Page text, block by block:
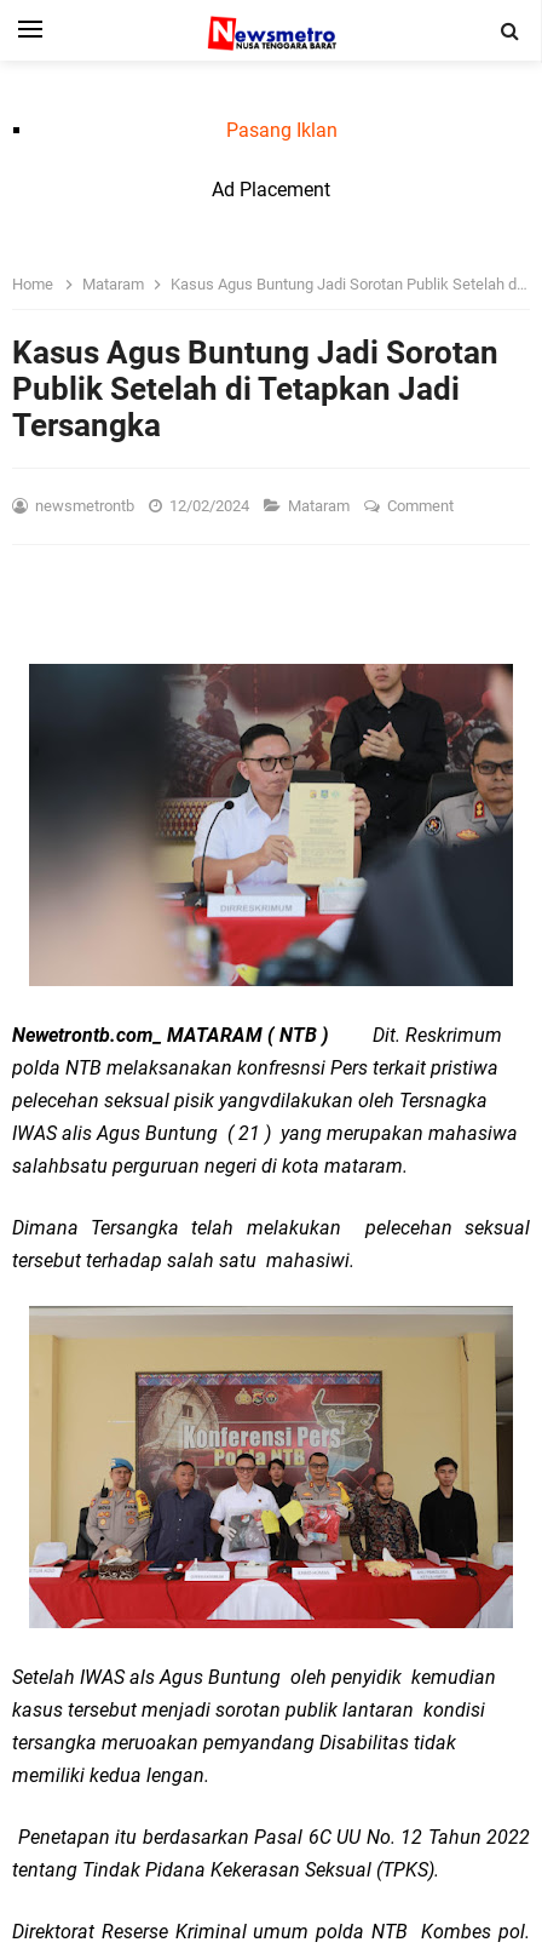
Pasang Iklan
Ad Placement
Home Mataram Kasus Agus Buntung Jadi Sorotan Publik Setelah di Tetapkan Jadi Tersangka
Kasus Agus Buntung Jadi Sorotan
Publik Setelah di Tetapkan Jadi
Tersangka
newsmetrontb 12/02/2024 Mataram Comment
Newetrontb.com_ MATARAM ( NTB ) Dit. Reskrimum
polda NTB melaksanakan konfresnsi Pers terkait pristiwa
pelecehan seksual pisik yangvdilakukan oleh Tersnagka
IWAS alis Agus Buntung ( 21 ) yang merupakan mahasiwa
salahbsatu perguruan negeri di kota mataram.
Dimana Tersangka telah melakukan pelecehan seksual
tersebut terhadap salah satu mahasiwi.
Setelah IWAS als Agus Buntung oleh penyidik kemudian
kasus tersebut menjadi sorotan publik lantaran kondisi
tersangka meruoakan pemyandang Disabilitas tidak
memiliki kedua lengan.
Penetapan itu berdasarkan Pasal 6C UU No. 12 Tahun 2022
tentang Tindak Pidana Kekerasan Seksual (TPKS).
Direktorat Reserse Kriminal umum polda NTB Kombes pol.